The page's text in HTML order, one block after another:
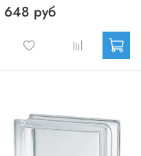
648 руб